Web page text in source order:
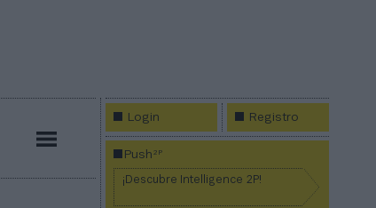
Login Registro
Push2P
¡Descubre Intelligence 2P!